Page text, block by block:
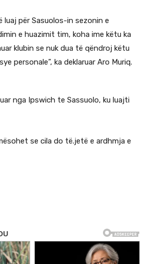
luaj për Sasuolos-in sezonin e
e huazimit tim, koha ime këtu ka
klubin se nuk dua të qëndroj këtu
personale”, ka deklaruar Aro Muriq.
nga Ipswich te Sassuolo, ku luajti
se cila do të.jetë e ardhmja e